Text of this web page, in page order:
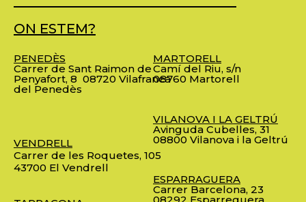
ON ESTEM?
PENEDÈS
Carrer de Sant Raimon de
Penyafort, 8 08720 Vilafranca
del Penedès
VENDRELL
Carrer de les Roquetes, 105
43700 El Vendrell
MARTORELL
Camí del Riu, s/n
08760 Martorell
VILANOVA I LA GELTRÚ
Avinguda Cubelles, 31
08800 Vilanova i la Geltrú
ESPARRAGUERA
Carrer Barcelona, 23